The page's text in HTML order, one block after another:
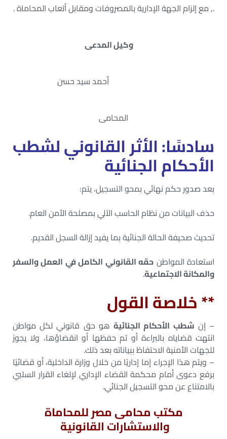
., مع إلزام الجهة الإدارية بالمصروفات ومقابل أتعاب المحاماة .
وكيل المدعى
أحمد سيد حسن
المحامى
سادسًا: الأثر القانوني لشطب
الأحكام الجنائية
بعد صدور حكم نهائي بمحو التسجيل، يتم:
حذف البيانات من نظام الحاسب الآلي بمصلحة الأمن العام.
تحديث صحيفة الحالة الجنائية بما يفيد إزالة السجل القديم.
استعادة المواطن حقه القانوني الكامل في العمل والسفر
والمكانة الاجتماعية.
** خلاصة القول
– إن شطب الأحكام الجنائيةهو حق قانوني لكل مواطن
انتهت قضاياه بالبراءة أو تم حفظها أو انقضاؤها، ولا يجوز
للجهات الأمنية الاحتفاظ ببياناته بعد ذلك.
– ويتم هذا الإجراء إما إداريًا من خلال وزارة الداخلية، أو قضائيًا
برفع دعوى أمام محكمة القضاء الإداري لإلغاء القرار السلبي
بالامتناع عن محو التسجيل الجنائي.
مكتب محامى مصر للمحاماة
والاستشارات القانونية